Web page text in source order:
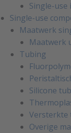
Single-
Single-use
Maatwerk
Maatwerk
Tubing
Silicone
Versterkte
Overige